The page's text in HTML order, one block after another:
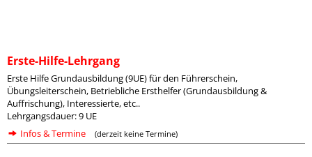
Erste-Hilfe-Lehrgang
Erste Hilfe Grundausbildung (9UE) für den Führerschein,
Übungsleiterschein, Betriebliche Ersthelfer (Grundausbildung &
Auffrischung), Interessierte, etc..
Lehrgangsdauer: 9 UE
Infos & Termine
(derzeit keine Termine)